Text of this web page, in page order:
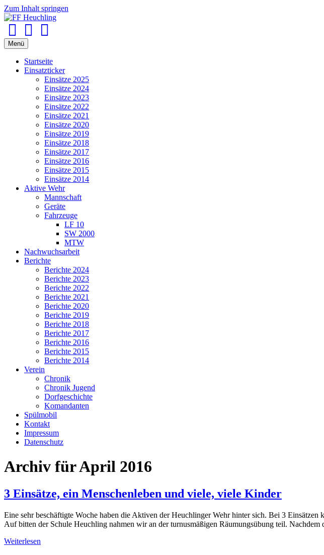
Zum Inhalt springen
Menü
Startseite
Einsatzticker
Einsätze 2025
Einsätze 2024
Einsätze 2023
Einsätze 2022
Einsätze 2021
Einsätze 2020
Einsätze 2019
Einsätze 2018
Einsätze 2017
Einsätze 2016
Einsätze 2015
Einsätze 2014
Aktive Wehr
Mannschaft
Geräte
Fahrzeuge
LF 10
SW 2000
MTW
Nachwuchsarbeit
Berichte
Berichte 2024
Berichte 2023
Berichte 2022
Berichte 2021
Berichte 2020
Berichte 2019
Berichte 2018
Berichte 2017
Berichte 2016
Berichte 2015
Berichte 2014
Verein
Chronik
Chronik Jugend
Dorfgeschichte
Komandanten
Spülmobil
Kontakt
Impressum
Datenschutz
Archiv für April 2016
3 Einsätze, ein Menschenleben und viele, viele Kinder
Eine sehr beschäftigte Woche haben die Aktiven der Heuchlinger Wehr hinter sich. Bei 3
Auf bitten der Schule Heuchling nahmen wir an der turnusmäßigen Räumungsübung teil.
Weiterlesen